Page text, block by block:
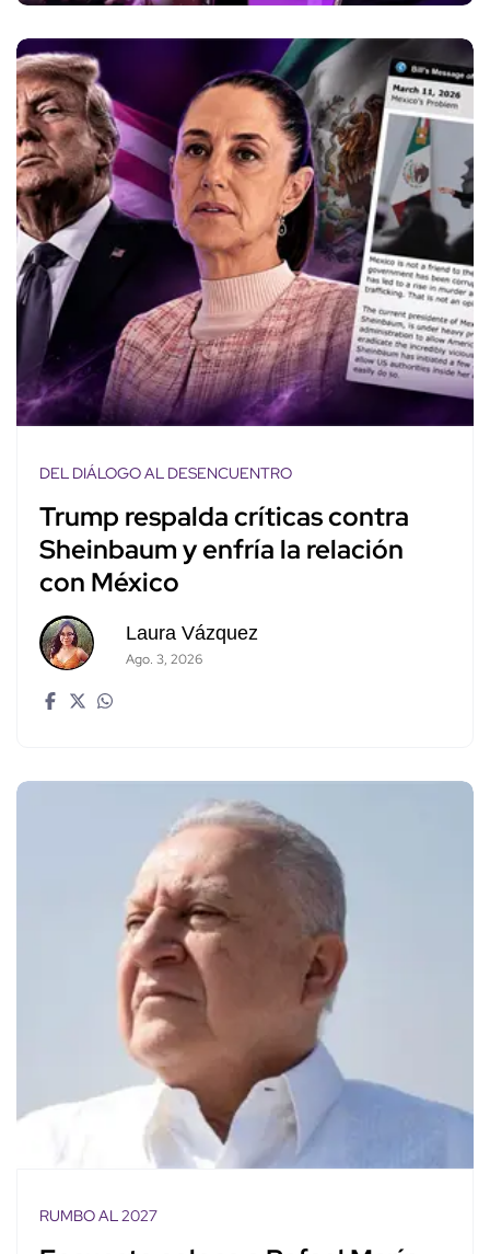
DEL DIÁLOGO AL DESENCUENTRO
Trump respalda críticas contra
Sheinbaum y enfría la relación
con México
Laura Vázquez
Ago. 3, 2026
RUMBO AL 2027